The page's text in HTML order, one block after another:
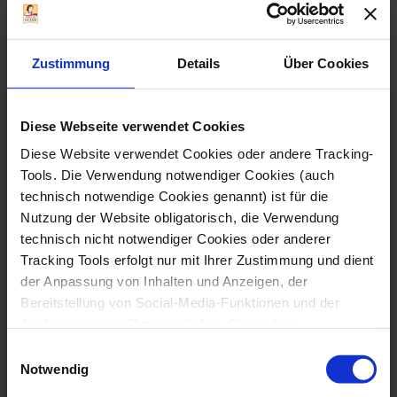
Zustimmung Details Über Cookies
Diese Webseite verwendet Cookies
Diese Website verwendet Cookies oder andere Tracking-
Tools. Die Verwendung notwendiger Cookies (auch
technisch notwendige Cookies genannt) ist für die
Nutzung der Website obligatorisch, die Verwendung
technisch nicht notwendiger Cookies oder anderer
Tracking Tools erfolgt nur mit Ihrer Zustimmung und dient
der Anpassung von Inhalten und Anzeigen, der
Bereitstellung von Social-Media-Funktionen und der
gesamte Cookie-Richtlinie.
Notwendig
VORBEREITUNG
ZUBEREITUNG: ohne
PORTIONEN: 6 Personen
VERFASSER: Matilde Vicenzi